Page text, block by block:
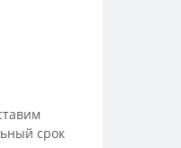
срок